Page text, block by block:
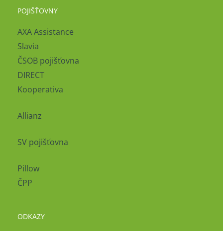
POJIŠŤOVNY
AXA Assistance
Slavia
ČSOB pojišťovna
DIRECT
Kooperativa
Allianz
SV pojišťovna
Pillow
ČPP
ODKAZY